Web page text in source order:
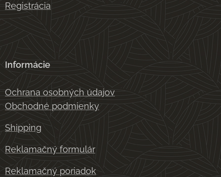
Registrácia
Informácie
Ochrana osobných údajov
Obchodné podmienky
Shipping
Reklamačný formulár
Reklamačný poriadok